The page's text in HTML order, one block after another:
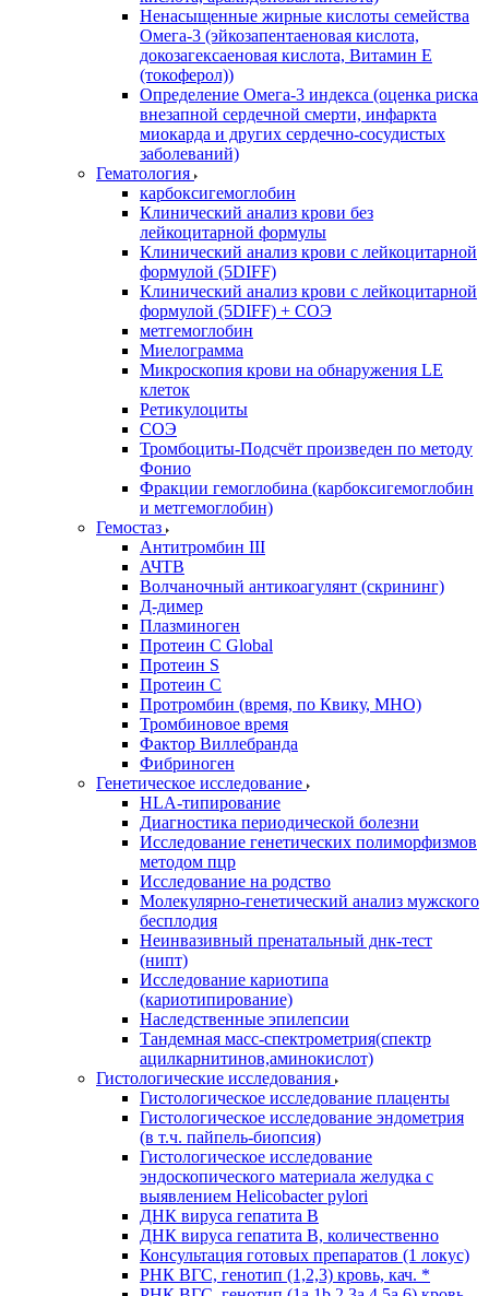
Ненасыщенные жирные кислоты семейства
Омега-3 (эйкозапентаеновая кислота,
докозагексаеновая кислота, Витамин E
(токоферол))
Определение Омега-3 индекса (оценка риска
внезапной сердечной смерти, инфаркта
миокарда и других сердечно-сосудистых
заболеваний)
Гематология
карбоксигемоглобин
Клинический анализ крови без
лейкоцитарной формулы
Клинический анализ крови с лейкоцитарной
формулой (5DIFF)
Клинический анализ крови с лейкоцитарной
формулой (5DIFF) + СОЭ
метгемоглобин
Миелограмма
Микроскопия крови на обнаружения LE
клеток
Ретикулоциты
СОЭ
Тромбоциты-Подсчёт произведен по методу
Фонио
Фракции гемоглобина (карбоксигемоглобин
и метгемоглобин)
Гемостаз
Антитромбин III
АЧТВ
Волчаночный антикоагулянт (скрининг)
Д-димер
Плазминоген
Протеин C Global
Протеин S
Протеин С
Протромбин (время, по Квику, МНО)
Тромбиновое время
Фактор Виллебранда
Фибриноген
Генетическое исследование
HLA-типирование
Диагностика периодической болезни
Исследование генетических полиморфизмов
методом пцр
Исследование на родство
Молекулярно-генетический анализ мужского
бесплодия
Неинвазивный пренатальный днк-тест
(нипт)
Исследование кариотипа
(кариотипирование)
Наследственные эпилепсии
Тандемная масс-спектрометрия(спектр
ацилкарнитинов,аминокислот)
Гистологические исследования
Гистологическое исследование плаценты
Гистологическое исследование эндометрия
(в т.ч. пайпель-биопсия)
Гистологическое исследование
эндоскопического материала желудка с
выявлением Helicobacter pylori
ДНК вируса гепатита B
ДНК вируса гепатита B, количественно
Консультация готовых препаратов (1 локус)
РНК ВГC, генотип (1,2,3) кровь, кач. *